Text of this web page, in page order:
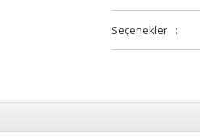
Seçenekler :